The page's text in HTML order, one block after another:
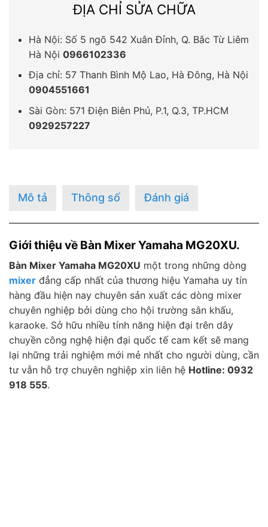
ĐỊA CHỈ SỬA CHỮA
Hà Nội: Số 5 ngõ 542 Xuân Đỉnh, Q. Bắc Từ Liêm
Hà Nội 0966102336
Địa chỉ: 57 Thanh Bình Mộ Lao, Hà Đông, Hà Nội
0904551661
Sài Gòn: 571 Điện Biên Phủ, P.1, Q.3, TP.HCM
0929257227
Mô tả Thông số Đánh giá
Giới thiệu về Bàn Mixer Yamaha MG20XU.
Bàn Mixer Yamaha MG20XU một trong những dòng
mixer đẳng cấp nhất của thương hiệu Yamaha uy tín
hàng đầu hiện nay chuyên sản xuất các dòng mixer
chuyên nghiệp bởi dùng cho hội trường sân khấu,
karaoke. Sở hữu nhiều tính năng hiện đại trên dây
chuyền công nghệ hiện đại quốc tế cam kết sẽ mang
lại những trải nghiệm mới mẻ nhất cho người dùng, cần
tư vẫn hỗ trợ chuyên nghiệp xin liên hệ Hotline: 0932
918 555.